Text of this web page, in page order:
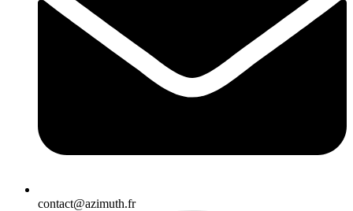
contact@azimuth.fr